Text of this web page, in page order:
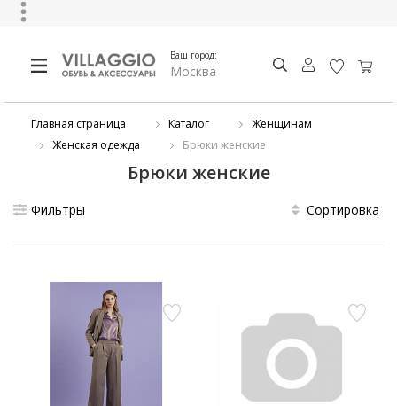
Ваш город:
Москва
Главная страница Каталог
Женщинам
Женская одежда
Брюки женские
Брюки женские
Фильтры Сортировка